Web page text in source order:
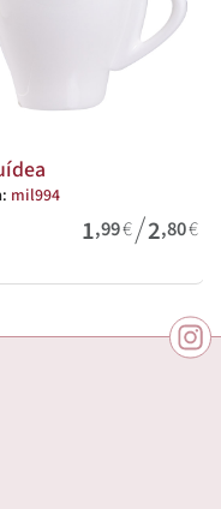
mil994
1,99€/2,80€